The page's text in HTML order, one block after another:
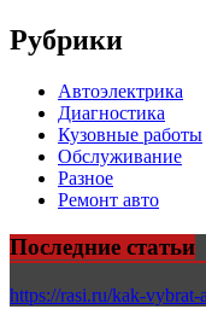
Рубрики
Автоэлектрика
Диагностика
Кузовные работы
Обслуживание
Разное
Ремонт авто
Последние статьи
https://rasi.ru/kak-